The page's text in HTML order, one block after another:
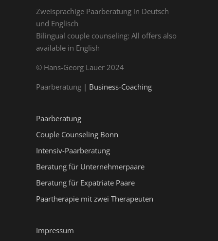
Zweisprachige Paarberatung in Deutsch
und Englisch
Bilingual couple counseling: All offers also
available in English
© Hans-Georg Lauer 2024
Paarberatung | Business-Coaching
Paarberatung
Couple Counseling Bonn
Intensiv-Paarberatung
Beratung für Unternehmerpaare
Beratung für Expatriate Paare
Paartherapie mit zwei Therapeuten
Impressum